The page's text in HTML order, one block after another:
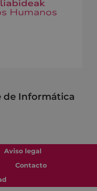
de Informática
Aviso legal
Contacto